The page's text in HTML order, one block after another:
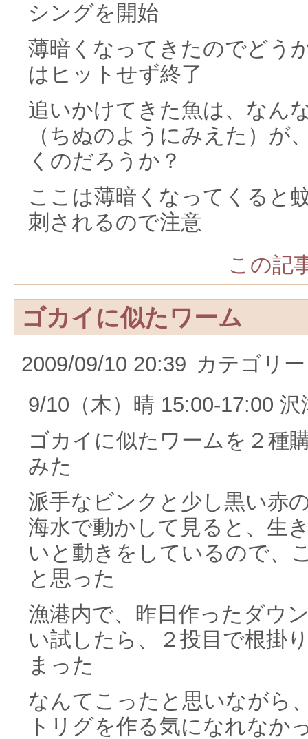
シングを開始
薄暗くなってきたのでどう
はヒットせず終了
追いかけてきた魚は、なん
（ちぬのようにみえた）が
くのだろうか？
ここは薄暗くなってくると
刺されるので注意
この記
ゴカイに似たワーム
2009/09/10 20:39 カテゴリ
9/10（木）晴 15:00-17:00 沢
ゴカイに似たワームを２種
みた
派手なビンクと少し黒い赤
海水で動かして見ると、生
いと動きをしているので、
と思った
漁港内で、昨日作ったダウ
い試したら、２投目で根掛
まった
なんてこったと思いながら
トリグを作る気になれなか